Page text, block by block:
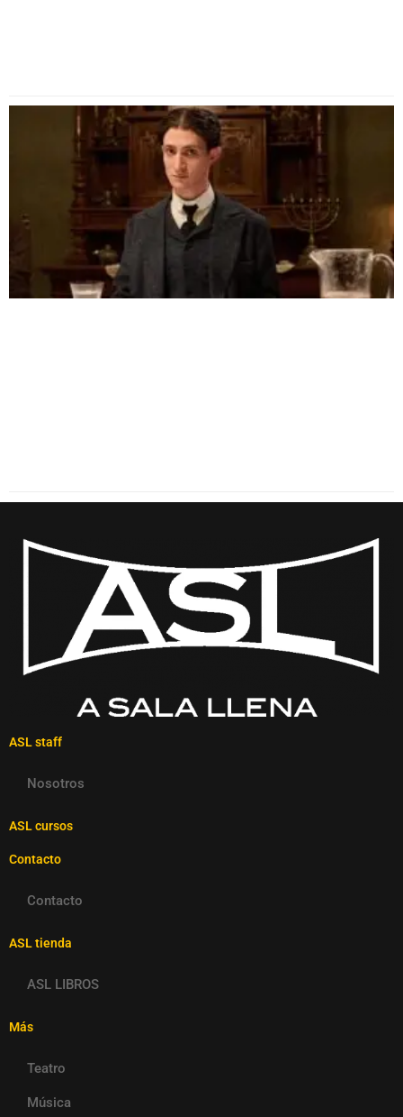
ASL staff
Nosotros
ASL cursos
Contacto
Contacto
ASL tienda
ASL LIBROS
Más
Teatro
Música